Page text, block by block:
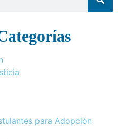
para Adopción